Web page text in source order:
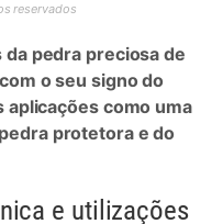
reservados
pedra preciosa de
o seu signo do
aplicações como uma
protetora e do
e utilizações